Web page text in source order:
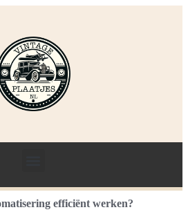
efficiënt werken?